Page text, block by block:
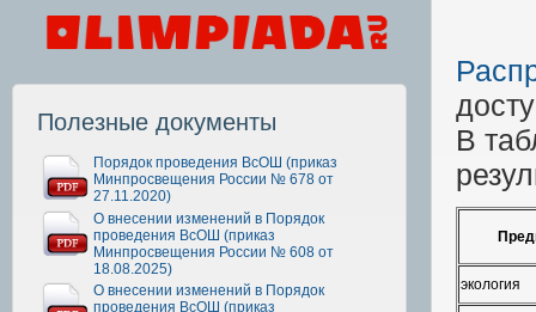
Полезные документы
Порядок проведения ВсОШ (приказ
Минпросвещения России № 678 от
27.11.2020)
О внесении изменений в Порядок
проведения ВсОШ (приказ
Минпросвещения России № 608 от
18.08.2025)
О внесении изменений в Порядок
проведения ВсОШ (приказ
В
экология